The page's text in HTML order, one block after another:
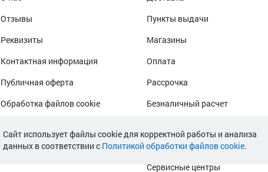
Отзывы
Реквизиты
Контактная информация
Публичная оферта
Обработка файлов cookie
Пункты выдачи
Магазины
Оплата
Рассрочка
Безналичный расчет
Гарантийное обслуживание
Сервисные центры
Cайт использует файлы cookie для корректной работы и анализа
данных в соответствии с Политикой обработки файлов cookie.